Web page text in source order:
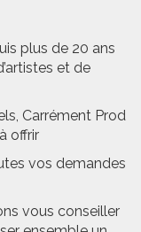
plus de 20 ans
et de
Carrément Prod
offrir
vos demandes
vous conseiller